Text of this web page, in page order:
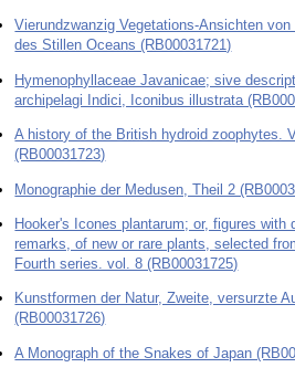
Vierundzwanzig Vegetations-Ansichten
des Stillen Oceans (RB00031721)
Hymenophyllaceae Javanicae; sive
archipelagi Indici, Iconibus illustrata
A history of the British hydroid zoophytes.
(RB00031723)
Monographie der Medusen, Theil 2
Hooker's Icones plantarum; or, figures with
remarks, of new or rare plants, selected
Fourth series. vol. 8 (RB00031725)
Kunstformen der Natur, Zweite, versurzte
(RB00031726)
A Monograph of the Snakes of Japan